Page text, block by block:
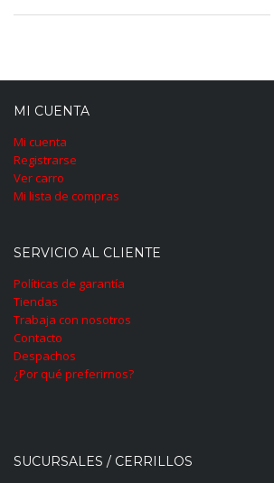
MI CUENTA
Mi cuenta
Registrarse
Ver carro
Mi lista de compras
SERVICIO AL CLIENTE
Políticas de garantía
Tiendas
Trabaja con nosotros
Contacto
Despachos
¿Por qué preferirnos?
SUCURSALES / CERRILLOS